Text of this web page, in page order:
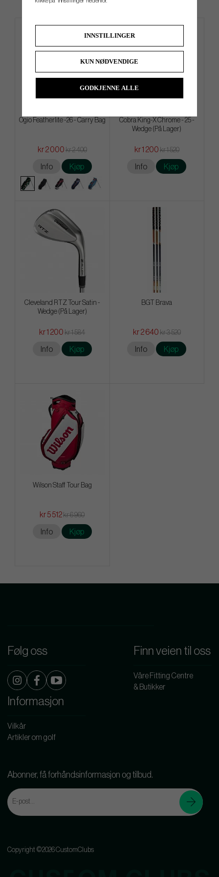
Ogio Featherlite -26 - Carry Bag
kr 2 000 kr 2 400
Info Kjøp
Cobra King-X Chrome - 25 -
Wedge (På Lager)
kr 1 200 kr 1 520
Info Kjøp
Cleveland RTZ Tour Satin -
Wedge (På Lager)
kr 1 200 kr 1 584
Info Kjøp
BGT Brava
kr 2 640 kr 3 520
Info Kjøp
Wilson Staff Tour Bag
kr 5 512kr 6 960
Info Kjøp
Følg oss Finn veien til oss
Våre Fitting Centre
& Butikker
Informasjon
Vilkår
Artikler om golf
Abonner, få forhåndsinformasjon og tilbud.
Copyright ©2026 CustomClubs
INNSTILLINGER
KUN NØDVENDIGE
GODKJENNE ALLE